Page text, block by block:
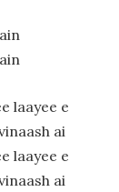
laayee e
ai
laayee e
ai